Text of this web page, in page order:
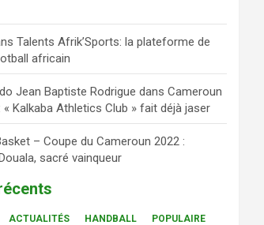
Talents Afrik’Sports: la plateforme de
africain
Jean Baptiste Rodrigue dansCameroun
Kalkaba Athletics Club » fait déjà jaser
– Coupe du Cameroun 2022 :
sacré vainqueur
ACTUALITÉS HANDBALL
POPULAIRE